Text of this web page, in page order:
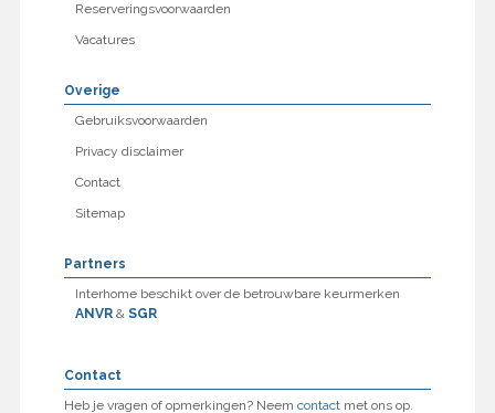
Reserveringsvoorwaarden
Vacatures
Overige
Gebruiksvoorwaarden
Privacy disclaimer
Contact
Sitemap
Partners
Interhome beschikt over de betrouwbare keurmerken
ANVR& SGR
Contact
Heb je vragen of opmerkingen? Neem contactmet ons op.